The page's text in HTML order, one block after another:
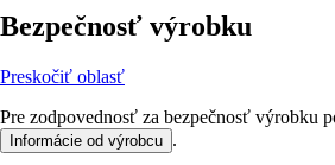
Bezpečnosť výrobku
Preskočiť oblasť
Pre zodpovednosť za bezpečnosť výrobku
Informácie od výrobcu .